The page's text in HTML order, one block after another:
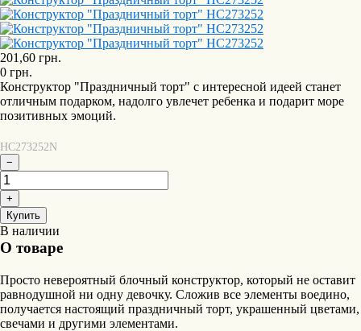
201,60 грн.
0 грн.
Конструктор "Праздничный торт" с интересной идеей станет
отличным подарком, надолго увлечет ребенка и подарит море
позитивных эмоций.
HC273252N
−
+
Купить
В наличии
О товаре
Просто невероятный блочный конструктор, который не оставит
равнодушной ни одну девочку. Сложив все элементы воедино,
получается настоящий праздничный торт, украшенный цветами,
свечами и другими элементами.